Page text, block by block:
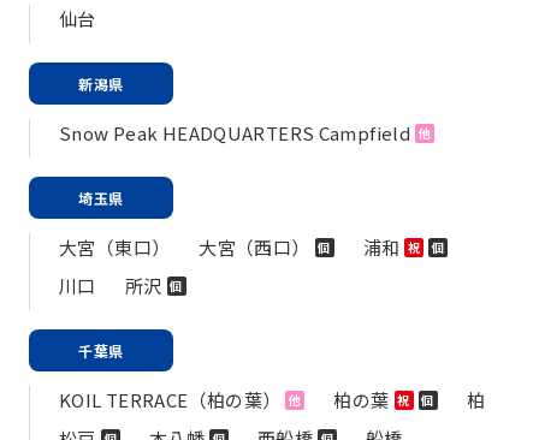
仙台
新潟県
Snow Peak HEADQUARTERS Campfield 他
埼玉県
大宮（東口） 大宮（西口） 個 浦和 祝 個
川口 所沢 個
千葉県
KOIL TERRACE（柏の葉） 他 柏の葉 祝 個
柏